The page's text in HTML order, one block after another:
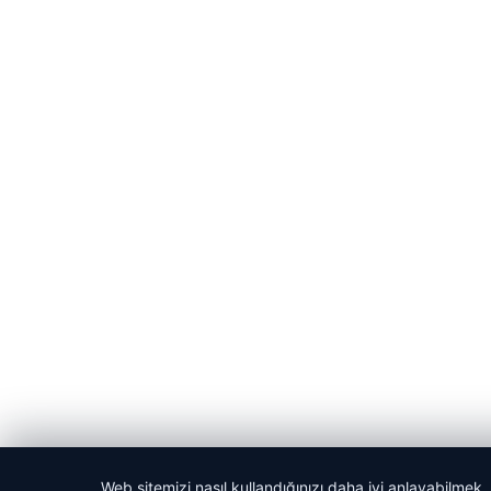
Web sitemizi nasıl kullandığınızı daha iyi